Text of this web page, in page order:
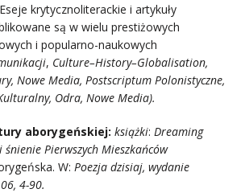
Eseje krytycznoliterackie i artykuły
są w wielu prestiżowych
i popularno-naukowych
, Culture–History–Globalisation,
Nowe Media, Postscriptum Polonistyczne,
Odra, Nowe Media).
aborygeńskiej: książki: Dreaming
Pierwszych Mieszkańców
W: Poezja dzisiaj, wydanie
4-90.